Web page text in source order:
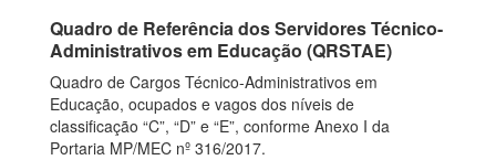
Quadro de Referência dos Servidores Técnico-
Administrativos em Educação (QRSTAE)
Quadro de Cargos Técnico-Administrativos em
Educação, ocupados e vagos dos níveis de
classificação “C”, “D” e “E”, conforme Anexo I da
Portaria MP/MEC nº 316/2017.